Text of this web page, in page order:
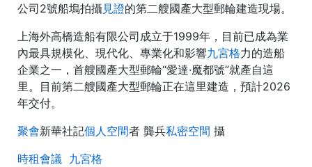
公司2號船塢拍攝見證的第二艘國產大型郵輪建造現場。
上海外高橋造船有限公司成立于1999年，目前已成為業
內最具規模化、現代化、專業化和影響九宮格力的造船
企業之一，首艘國產大型郵輪“愛達·魔都號”就產自這
里。目前第二艘國產大型郵輪正在這里建造，預計2026
年交付。
聚會新華社記個人空間者 龔兵私密空間 攝
時租會議 九宮格